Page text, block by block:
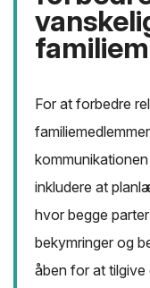
For at forbedre
inkludere at
hvor begge
bekymringer og
åben for at